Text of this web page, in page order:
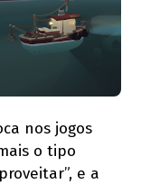
nos jogos
o tipo
e a